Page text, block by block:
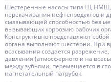
Шестеренные насосы типа Ш,
перекачивания нефтепродуктов и
смазывающей способностью без
вызывающих коррозию рабочих
Конструктивно представляют
органа выполняют шестерни. При
всасывания создается
давления (атмосферного и на
между зубьями, перемещается в
нагнетательный патрубок.